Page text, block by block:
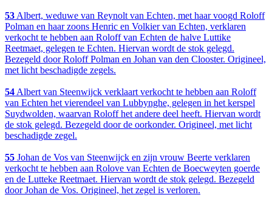
53Albert, weduwe van Reynolt van Echten, met haar voogd Roloff
Polman en haar zoons Henric en Volkier van Echten, verklaren
verkocht te hebben aan Roloff van Echten de halve Luttike
Reetmaet, gelegen te Echten. Hiervan wordt de stok gelegd.
Bezegeld door Roloff Polman en Johan van den Clooster. Origineel,
met licht beschadigde zegels.
54Albert van Steenwijck verklaart verkocht te hebben aan Roloff
van Echten het vierendeel van Lubbynghe, gelegen in het kerspel
Suydwolden, waarvan Roloff het andere deel heeft. Hiervan wordt
de stok gelegd. Bezegeld door de oorkonder. Origineel, met licht
beschadigde zegel.
55 Johan de Vos van Steenwijck en zijn vrouw Beerte verklaren
verkocht te hebben aan Rolove van Echten de Boecweyten goerde
en de Lutteke Reetmaet. Hiervan wordt de stok gelegd. Bezegeld
door Johan de Vos. Origineel, het zegel is verloren.